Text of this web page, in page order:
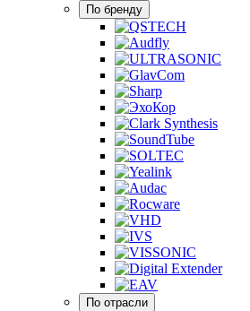
По бренду
По отрасли